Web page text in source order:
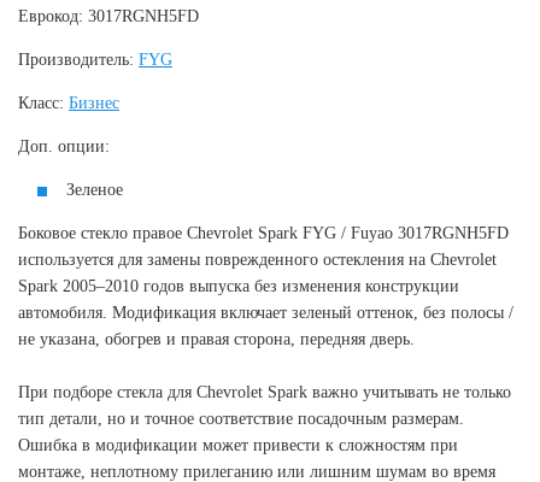
Еврокод: 3017RGNH5FD
Производитель: FYG
Класс: Бизнес
Доп. опции:
Зеленое
Боковое стекло правое Chevrolet Spark FYG / Fuyao 3017RGNH5FD
используется для замены поврежденного остекления на Chevrolet
Spark 2005–2010 годов выпуска без изменения конструкции
автомобиля. Модификация включает зеленый оттенок, без полосы /
не указана, обогрев и правая сторона, передняя дверь.
При подборе стекла для Chevrolet Spark важно учитывать не только
тип детали, но и точное соответствие посадочным размерам.
Ошибка в модификации может привести к сложностям при
монтаже, неплотному прилеганию или лишним шумам во время